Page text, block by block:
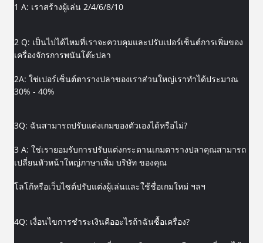
1 A: เราสร้างผู้เล่น 2/4/6/8/10
2 Q: เป็นไปได้ไหมที่เราจะควบคุมและปรับเปอร์เซ็นต์การเพิ่มของ
เครื่องจักรการพนันโต๊ะปลา
2A: ใช่เปอร์เซ็นต์ตารางปลาของเราส่วนใหญ่เราทำได้ประมาณ
30% - 40%
3Q: ฉันสามารถปรับแต่งเกมของตัวเองได้หรือไม่?
3 A: ใช่เรายอมรับการปรับแต่งกระดานเกมตารางปลาคุณสามารถ
เปลี่ยนหัวหน้าใหญ่ภาษาเพิ่ม บริษัท ของคุณ
โลโก้หรือเว็บไซต์ปรับแต่งผู้เล่นและใช้ชื่อเกมใหม่ ฯลฯ
4Q: เงื่อนไขการชำระเงินคืออะไรถ้าฉันซื้อเครื่อง?